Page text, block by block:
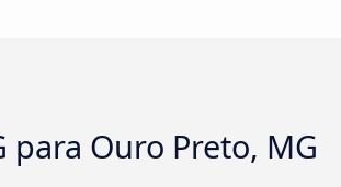
Ouro Preto, MG